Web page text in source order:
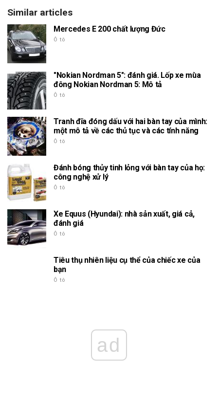
Similar articles
Mercedes E 200 chất lượng Đức
Ô tô
"Nokian Nordman 5": đánh giá. Lốp xe mùa
đông Nokian Nordman 5: Mô tả
Ô tô
Tranh đĩa đóng dấu với hai bàn tay của mình:
một mô tả về các thủ tục và các tính năng
Ô tô
Đánh bóng thủy tinh lỏng với bàn tay của họ:
công nghệ xử lý
Ô tô
Xe Equus (Hyundai): nhà sản xuất, giá cả,
đánh giá
Ô tô
Tiêu thụ nhiên liệu cụ thể của chiếc xe của
bạn
Ô tô
ad